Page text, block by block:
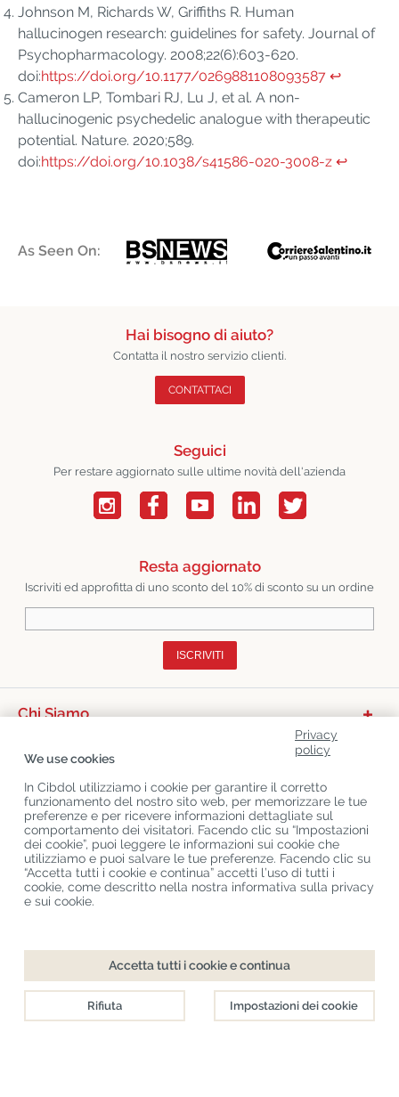
Johnson M, Richards W, Griffiths R. Human
hallucinogen research: guidelines for safety. Journal of
Psychopharmacology. 2008;22(6):603-620.
doi:https://doi.org/10.1177/0269881108093587 ↩︎
Cameron LP, Tombari RJ, Lu J, et al. A non-
hallucinogenic psychedelic analogue with therapeutic
potential. Nature. 2020;589.
doi:https://doi.org/10.1038/s41586-020-3008-z ↩︎
As Seen On:
Hai bisogno di aiuto?
Contatta il nostro servizio clienti.
CONTATTACI
Seguici
Per restare aggiornato sulle ultime novità dell'azienda
Resta aggiornato
Iscriviti ed approfitta di uno sconto del 10% di sconto su un ordine
ISCRIVITI
Chi Siamo
Ultimo CBD Blogs
Privacy
policy
We use cookies
In Cibdol utilizziamo i cookie per garantire il corretto
funzionamento del nostro sito web, per memorizzare le tue
preferenze e per ricevere informazioni dettagliate sul
comportamento dei visitatori. Facendo clic su “Impostazioni
dei cookie”, puoi leggere le informazioni sui cookie che
utilizziamo e puoi salvare le tue preferenze. Facendo clic su
“Accetta tutti i cookie e continua” accetti l’uso di tutti i
cookie, come descritto nella nostra informativa sulla privacy
e sui cookie.
Accetta tutti i cookie e continua
Rifiuta Impostazioni dei cookie
Copyright©Cibdol Last updated 09-08-2026
Cibdol bv , Handelsweg 1a, 5492NL Sint-Oedenrode, the Netherlands
KvK: 76495035 VAT: NL860644923B01